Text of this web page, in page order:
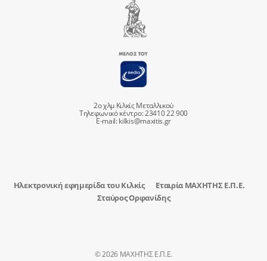
2ο χλμ Κιλκίς Μεταλλικού
Τηλεφωνικό κέντρο: 23410 22 900
E-mail:kilkis@maxitis.gr
Ηλεκτρονική εφημερίδα του Κιλκίς
Εταιρία ΜΑΧΗΤΗΣ Ε.Π.Ε.
Σταύρος Ορφανίδης
© 2026 ΜΑΧΗΤΗΣ Ε.Π.Ε.